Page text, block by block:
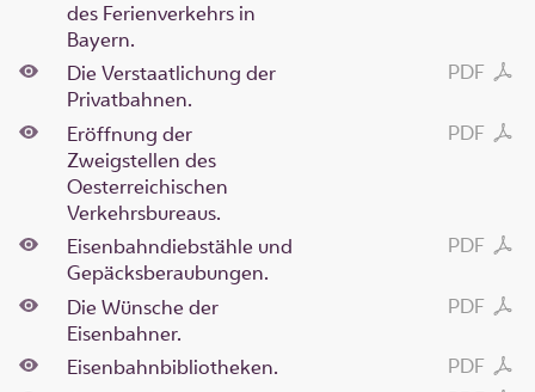
des Ferienverkehrs in
Bayern.
PDF
Die Verstaatlichung der
Privatbahnen.
PDF
Eröffnung der
Zweigstellen des
Oesterreichischen
Verkehrsbureaus.
PDF
Eisenbahndiebstähle und
Gepäcksberaubungen.
PDF
Die Wünsche der
Eisenbahner.
PDF
Eisenbahnbibliotheken.